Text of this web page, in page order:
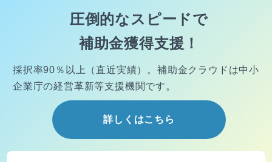
圧倒的なスピードで
補助金獲得支援！
採択率90％以上（直近実績）。 補助金クラウドは中小
企業庁の経営革新等支援機関です。
詳しくはこちら